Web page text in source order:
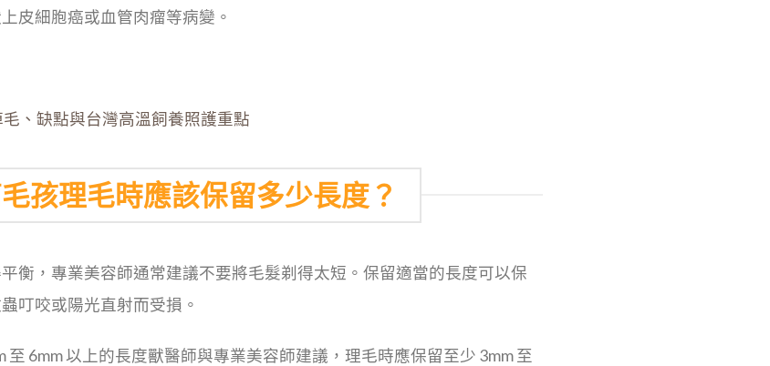
皮細胞癌或血管肉瘤等病變。
、缺點與台灣高溫飼養照護重點
孩理毛時應該保留多少長度？
衡，專業美容師通常建議不要將毛髮剃得太短。保留適當的長度可以保
叮咬或陽光直射而受損。
至 6mm 以上的長度獸醫師與專業美容師建議，理毛時應保留至少 3mm 至